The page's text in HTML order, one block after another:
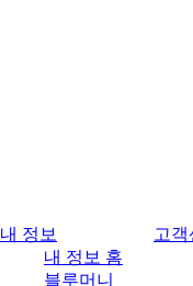
내 정보
내 정보 홈
블루머니
고객